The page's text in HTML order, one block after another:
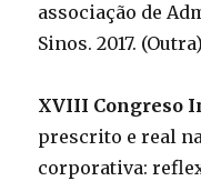
associação de
Sinos. 2017.
XVIII Congreso
prescrito e real
corporativa: